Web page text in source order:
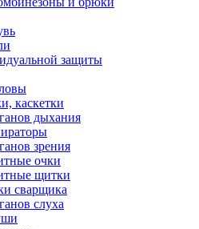
защиты
каскетки
дыхания
зрения
очки
щитки
сварщика
слуха